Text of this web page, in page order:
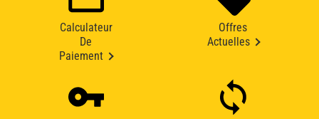
Calculateur
De
Paiement
Offres
Actuelles